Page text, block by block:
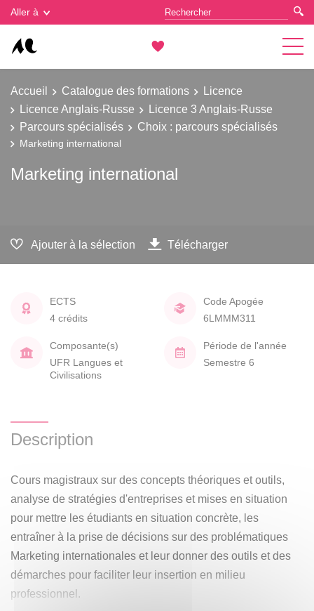
Aller à
Accueil Catalogue des formations
Licence
Licence Anglais-Russe
Licence 3 Anglais-Russe
Parcours spécialisés
Choix : parcours spécialisés
Marketing international
Marketing international
Ajouter à la sélection Télécharger
ECTS
4 crédits
Code Apogée
6LMMM311
Composante(s)
UFR Langues et
Civilisations
Période de l'année
Semestre 6
Description
Cours magistraux sur des concepts théoriques et outils,
analyse de stratégies d'entreprises et mises en situation
pour mettre les étudiants en situation concrète, les
entraîner à la prise de décisions sur des problématiques
Marketing internationales et leur donner des outils et des
démarches pour faciliter leur insertion en milieu
professionnel.
Gestion des cookies